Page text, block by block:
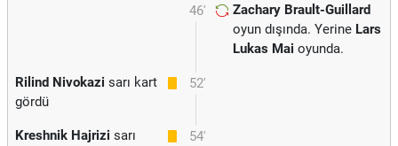
46'
Zachary Brault-Guillard
oyun dışında. Yerine Lars
Lukas Mai oyunda.
52'
Rilind Nivokazi sarı kart
gördü
54'
Kreshnik Hajrizi sarı